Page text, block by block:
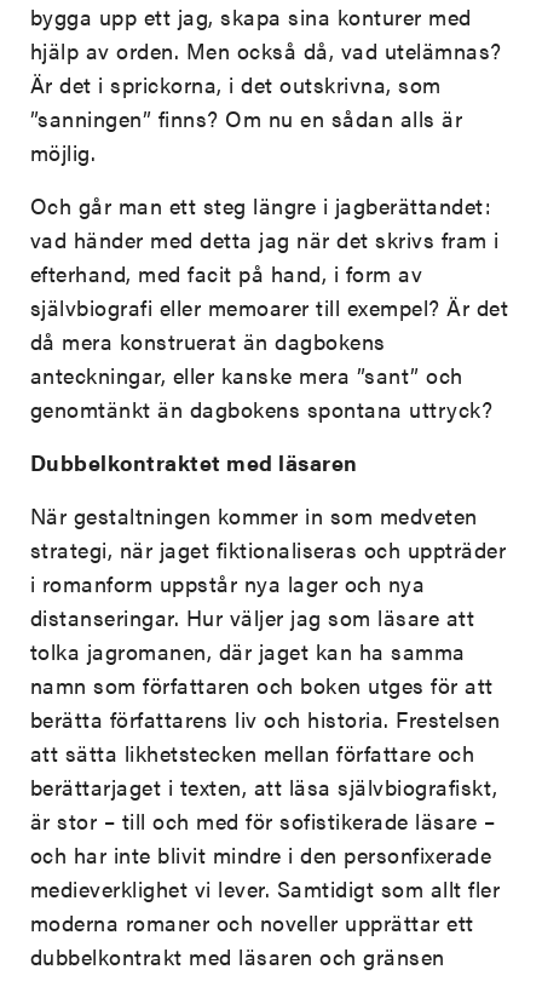
bygga upp ett jag, skapa sina konturer med
hjälp av orden. Men också då, vad utelämnas?
Är det i sprickorna, i det outskrivna, som
”sanningen” finns? Om nu en sådan alls är
möjlig.
Och går man ett steg längre i jagberättandet:
vad händer med detta jag när det skrivs fram i
efterhand, med facit på hand, i form av
självbiografi eller memoarer till exempel? Är det
då mera konstruerat än dagbokens
anteckningar, eller kanske mera ”sant” och
genomtänkt än dagbokens spontana uttryck?
Dubbelkontraktet med läsaren
När gestaltningen kommer in som medveten
strategi, när jaget fiktionaliseras och uppträder
i romanform uppstår nya lager och nya
distanseringar. Hur väljer jag som läsare att
tolka jagromanen, där jaget kan ha samma
namn som författaren och boken utges för att
berätta författarens liv och historia. Frestelsen
att sätta likhetstecken mellan författare och
berättarjaget i texten, att läsa självbiografiskt,
är stor – till och med för sofistikerade läsare –
och har inte blivit mindre i den personfixerade
medieverklighet vi lever. Samtidigt som allt fler
moderna romaner och noveller upprättar ett
dubbelkontrakt med läsaren och gränsen